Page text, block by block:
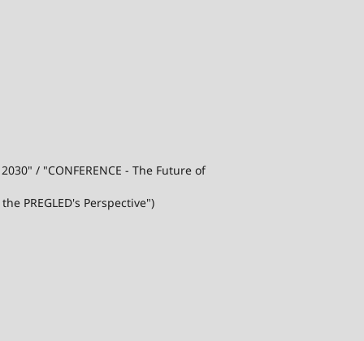
/ "CONFERENCE - The Future of
PREGLED's Perspective")